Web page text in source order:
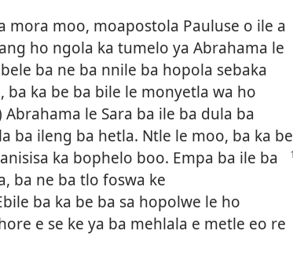
mora moo, moapostola Pauluse o ile a
ho ngola ka tumelo ya Abrahama le
ba ne ba nnile ba hopola sebaka
ka be ba bile le monyetla wa ho
Abrahama le Sara ba ile ba dula ba
ba ileng ba hetla. Ntle le moo, ba ka be
ka bophelo boo. Empa ba ile ba
ba ne ba tlo foswa ke
ba ka be ba sa hopolwe le ho
e se ke ya ba mehlala e metle eo re